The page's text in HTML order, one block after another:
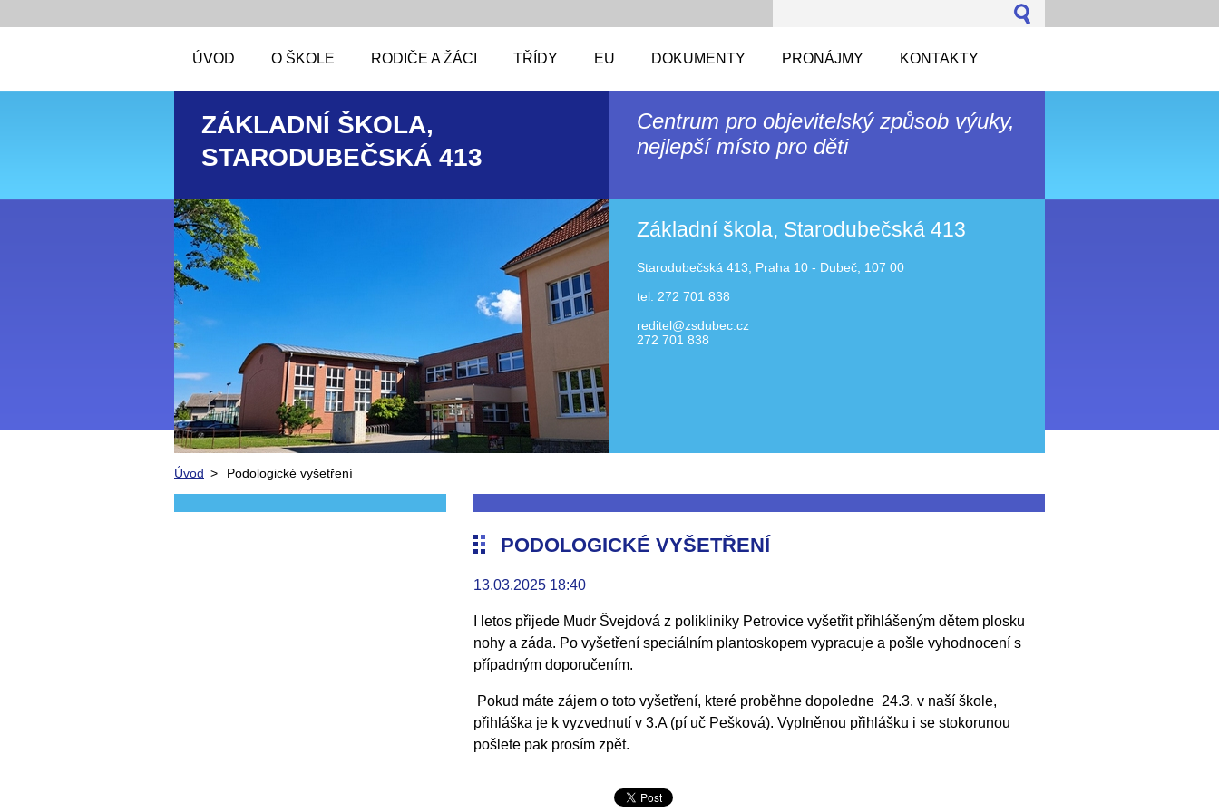
ÚVOD O ŠKOLE RODIČE A ŽÁCI TŘÍDY EU DOKUMENTY PRONÁJMY KONTAKTY
ZÁKLADNÍ ŠKOLA,
STARODUBEČSKÁ 413
Centrum pro objevitelský způsob výuky,
nejlepší místo pro děti
Základní škola, Starodubečská 413
Starodubečská 413, Praha 10 - Dubeč, 107 00
tel: 272 701 838
reditel@zsdubec.cz
272 701 838
Úvod > Podologické vyšetření
PODOLOGICKÉ VYŠETŘENÍ
13.03.2025 18:40
I letos přijede Mudr Švejdová z polikliniky Petrovice vyšetřit přihlášeným dětem plosku
nohy a záda. Po vyšetření speciálním plantoskopem vypracuje a pošle vyhodnocení s
případným doporučením.
Pokud máte zájem o toto vyšetření, které proběhne dopoledne 24.3. v naší škole,
přihláška je k vyzvednutí v 3.A (pí uč Pešková). Vyplněnou přihlášku i se stokorunou
pošlete pak prosím zpět.